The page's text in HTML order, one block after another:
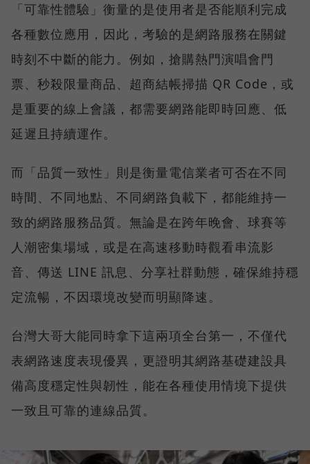
「可靠性體驗」衡量的是使用者是否能順利完成
各種數位應用，因此，考驗的是網路服務在關鍵
時刻不中斷的能力。例如，搶購熱門演唱會門
票、秒殺限量商品、超商結帳掃描 QR Code，或
是重要的線上會議，都需要網路能即時回應、低
延遲且持續運作。
而「品質一致性」則是衡量電信業者可否在不同
時間、不同地點、不同網路負載下，都能維持一
致的網路服務品質。無論是在跨年晚會、球賽等
人潮密集場域，或是在高速移動時觀看串流影
音、傳送 LINE 訊息、分享社群動態，確保維持穩
定流暢，不因環境改變而明顯降速。
台灣大哥大能同時拿下這兩項全台第一，不僅代
表網路速度表現優異，更證明其網路基礎建設具
備高度穩定性與韌性，能在各種使用情境下提供
一致且可靠的連線品質。